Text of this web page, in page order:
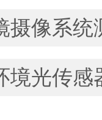
摄像系
境光传感